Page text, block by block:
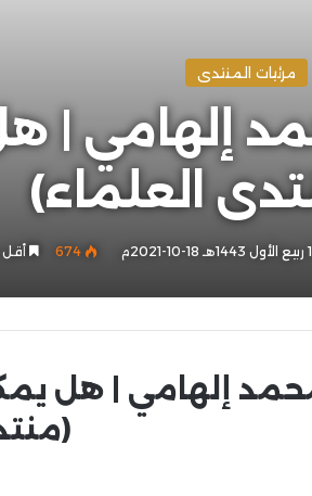
مرئيات المنتدى
إلهامي |
العلماء)
674
إلهامي | هل